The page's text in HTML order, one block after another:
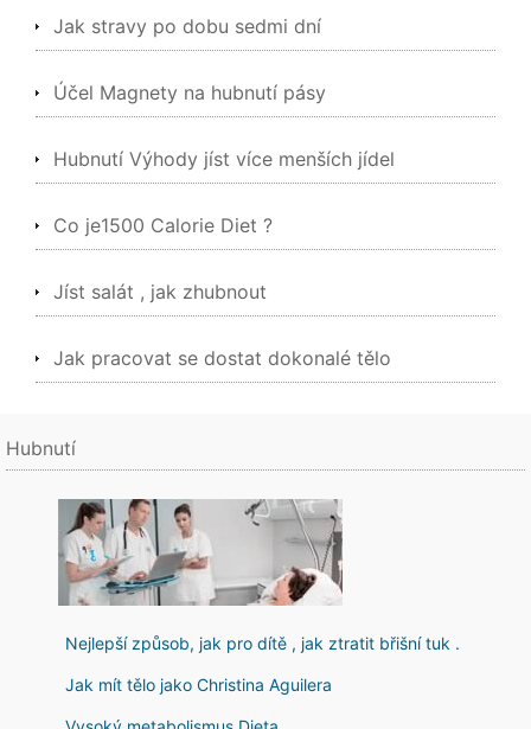
Jak stravy po dobu sedmi dní
Účel Magnety na hubnutí pásy
Hubnutí Výhody jíst více menších jídel
Co je1500 Calorie Diet ?
Jíst salát , jak zhubnout
Jak pracovat se dostat dokonalé tělo
Hubnutí
Nejlepší způsob, jak pro dítě , jak ztratit břišní tuk .
Jak mít tělo jako Christina Aguilera